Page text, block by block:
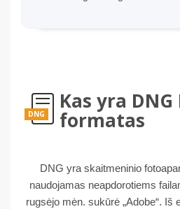
DNG
Kas yra DNG
formatas
DNG yra skaitmeninio
naudojamas neapdorotiems
rugsėjo mėn. sukūrė „Adobe“.